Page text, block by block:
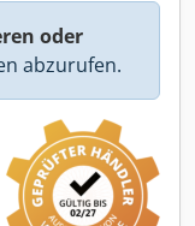
oder
abzurufen.